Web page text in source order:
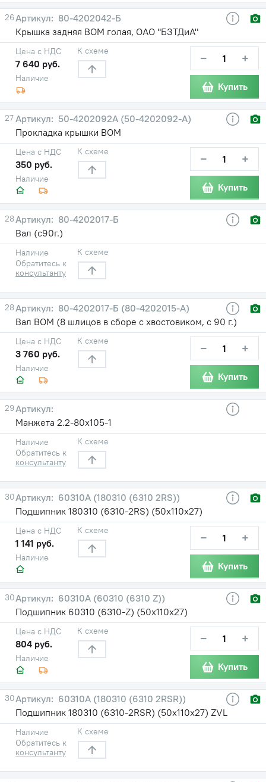
26
80-4202042-Б
Крышка задняя ВОМ голая, ОАО "БЗТДиА"
Наличие
Цена с НДС
7 640 руб.
К схеме − +
Купить
27
50-4202092А (50-4202092-А)
Прокладка крышки ВОМ
Наличие
Цена с НДС
350 руб.
К схеме − +
Купить
28
80-4202017-Б
Вал (с90г.)
Наличие
Обратитесь к
консультанту
К схеме
28
80-4202017-Б (80-4202015-А)
Вал ВОМ (8 шлицов в сборе с хвостовиком, с 90 г.)
Наличие
Цена с НДС
3 760 руб.
К схеме − +
Купить
29
Манжета 2.2-80х105-1
Наличие
Обратитесь к
консультанту
К схеме
30
60310А (180310 (6310 2RS))
Подшипник 180310 (6310-2RS) (50х110х27)
Наличие
Цена с НДС
1 141 руб.
К схеме − +
Купить
30
60310А (60310 (6310 Z))
Подшипник 60310 (6310-Z) (50х110х27)
Наличие
Цена с НДС
804 руб.
К схеме − +
Купить
30
60310А (180310 (6310 2RSR))
Подшипник 180310 (6310-2RSR) (50х110х27) ZVL
Наличие
Обратитесь к
консультанту
К схеме